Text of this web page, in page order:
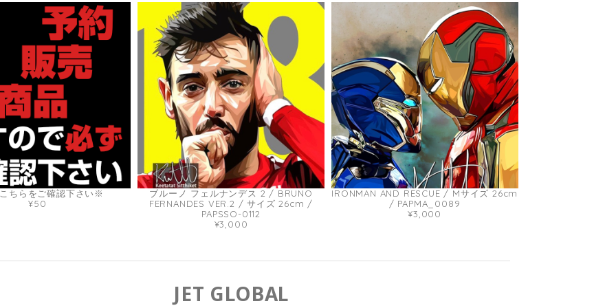
ちらをご確認下さい※
¥50
ブルーノ フェルナンデス 2 / BRUNO
FERNANDES VER.2 / サイズ 26cm /
PAPSSO-0112
¥3,000
IRONMAN AND RESCUE / Mサイズ 26cm
/ PAPMA_0089
¥3,000
JET GLOBAL